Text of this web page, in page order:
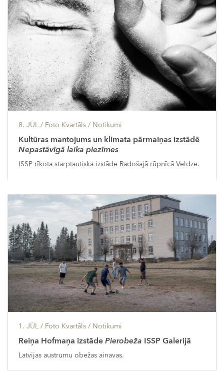
8. JŪL / Foto Kvartāls / Notikumi
Kultūras mantojums un klimata pārmaiņas izstādē
Nepastāvīgā laika piezīmes
ISSP rīkota starptautiska izstāde Radošajā rūpnīcā Veldze.
1. JŪL / Foto Kvartāls / Notikumi
Reiņa Hofmaņa izstādePierobeža ISSP Galerijā
Latvijas austrumu obežas ainavas.